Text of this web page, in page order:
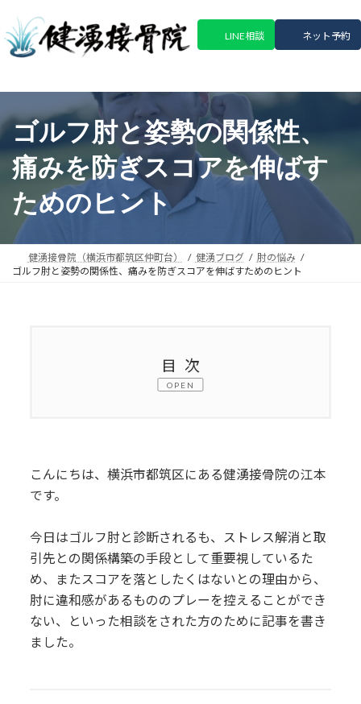
テ
ス
キ
ッ
ゲ
ン
に
移
LINE相談 ネット予約
ゴルフ肘と姿勢の関係性、
痛みを防ぎスコアを伸ばす
ためのヒント
健湧接骨院（横浜市都筑区仲町台） 健湧ブログ
肘の悩み
ゴルフ肘と姿勢の関係性、痛みを防ぎスコアを伸ばすためのヒント
目次
OPEN
2.ゴルフ肘の原因は
3.1.
姿勢の歪みがゴルフ肘に及ぼす影
響
4.自分でできるセルフケアと対策
こんにちは、横浜市都筑区にある健湧接骨院の江本
です。
今日はゴルフ肘と診断されるも、ストレス解消と取
引先との関係構築の手段として重要視しているた
め、またスコアを落としたくはないとの理由から、
肘に違和感があるもののプレーを控えることができ
ない、といった相談をされた方のために記事を書き
ました。